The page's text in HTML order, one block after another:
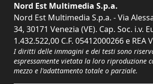
Nord Est Multimedia S.p.a.
Nord Est Multimedia S.p.a. - Via
34, 30171 Venezia (VE). Cap. Soc. i.v.
1.432.522,00 C.F. 05412000266 e REA
I diritti delle immagini e dei testi sono
espressamente vietata la loro riproduzione
mezzo e l'adattamento totale o parziale.